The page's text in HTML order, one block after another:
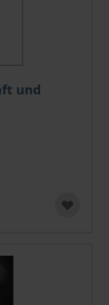
und
chosen on the